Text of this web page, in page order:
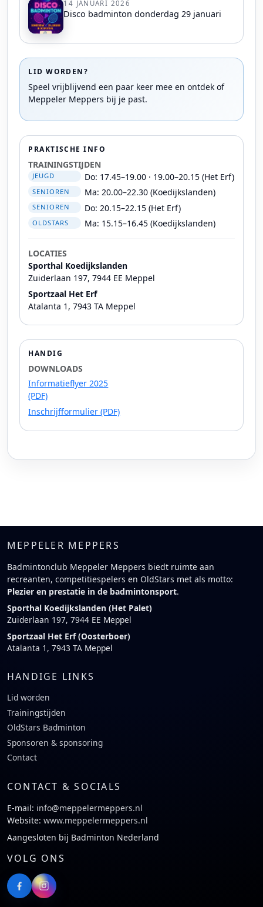
14 JANUARI 2026
Disco badminton donderdag 29 januari
LID WORDEN?
Speel vrijblijvend een paar keer mee en ontdek of
Meppeler Meppers bij je past.
PRAKTISCHE INFO
TRAININGSTIJDEN
JEUGD Do: 17.45–19.00 · 19.00–20.15 (Het Erf)
SENIOREN Ma: 20.00–22.30 (Koedijkslanden)
SENIOREN Do: 20.15–22.15 (Het Erf)
OLDSTARS Ma: 15.15–16.45 (Koedijkslanden)
LOCATIES
Sporthal Koedijkslanden
Zuiderlaan 197, 7944 EE Meppel
Sportzaal Het Erf
Atalanta 1, 7943 TA Meppel
HANDIG
DOWNLOADS
Informatieflyer 2025
(PDF)
Inschrijfformulier (PDF)
MEPPELER MEPPERS
Badmintonclub Meppeler Meppers biedt ruimte aan
recreanten, competitiespelers en OldStars met als motto:
Plezier en prestatie in de badmintonsport.
Sporthal Koedijkslanden (Het Palet)
Zuiderlaan 197, 7944 EE Meppel
Sportzaal Het Erf (Oosterboer)
Atalanta 1, 7943 TA Meppel
HANDIGE LINKS
Lid worden
Trainingstijden
OldStars Badminton
Sponsoren & sponsoring
Contact
CONTACT & SOCIALS
E-mail: info@meppelermeppers.nl
Website: www.meppelermeppers.nl
Aangesloten bij Badminton Nederland
VOLG ONS